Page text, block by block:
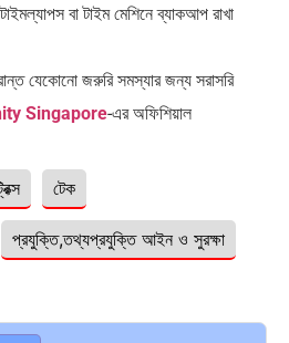
বা টাইম মেশিনে ব্যাকআপ রাখা
যেকোনো জরুরি সমস্যার জন্য সরাসরি
Singapore-এর অফিশিয়াল
টেক
প্রযুক্তি,তথ্যপ্রযুক্তি আইন ও সুরক্ষা